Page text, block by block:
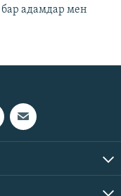
адамдар мен